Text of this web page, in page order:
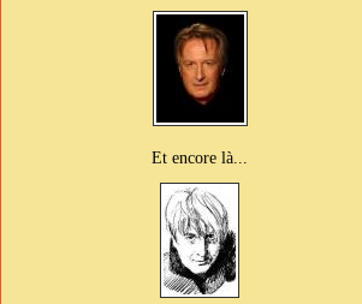
Et encore là...